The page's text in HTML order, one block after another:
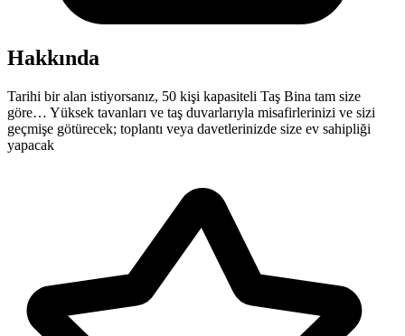
Hakkında
Tarihi bir alan istiyorsanız, 50 kişi kapasiteli Taş Bina tam size
göre… Yüksek tavanları ve taş duvarlarıyla misafirlerinizi ve sizi
geçmişe götürecek; toplantı veya davetlerinizde size ev sahipliği
yapacak